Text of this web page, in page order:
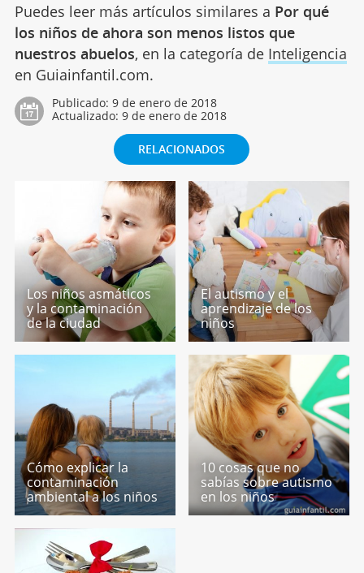
Puedes leer más artículos similares a Por qué
los niños de ahora son menos listos que
nuestros abuelos, en la categoría de Inteligencia
en Guiainfantil.com.
Publicado: 9 de enero de 2018
Actualizado: 9 de enero de 2018
RELACIONADOS
Los niños asmáticos
y la contaminación
de la ciudad
El autismo y el
aprendizaje de los
niños
Cómo explicar la
contaminación
ambiental a los niños
10 cosas que no
sabías sobre autismo
en los niños